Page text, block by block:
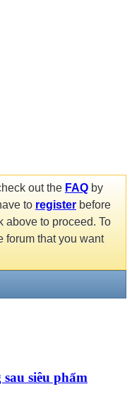
out the FAQ by
to register before
above to proceed. To
forum that you want
siêu phẩm